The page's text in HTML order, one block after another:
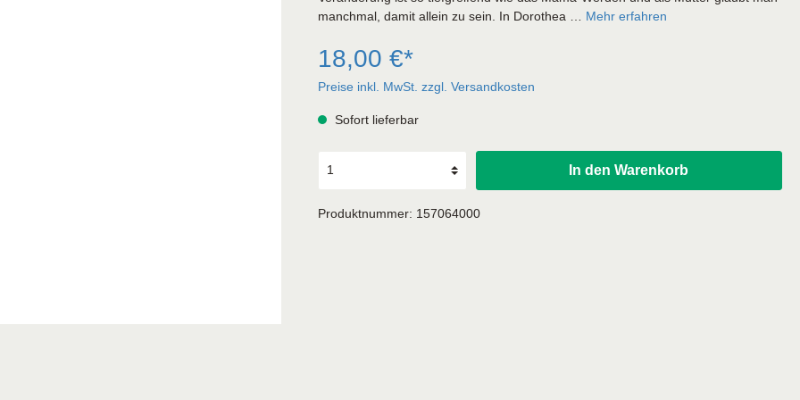
manchmal, damit allein zu sein. In Dorothea … Mehr erfahren
18,00 €*
Preise inkl. MwSt. zzgl. Versandkosten
Sofort lieferbar
In den Warenkorb
Produktnummer: 157064000